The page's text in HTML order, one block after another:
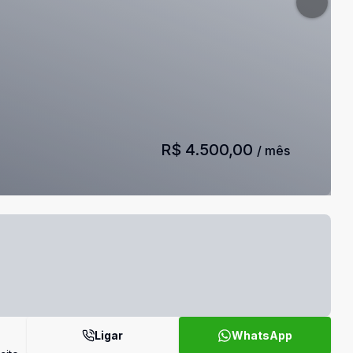
R$ 4.500,00 / mês
Ligar WhatsApp